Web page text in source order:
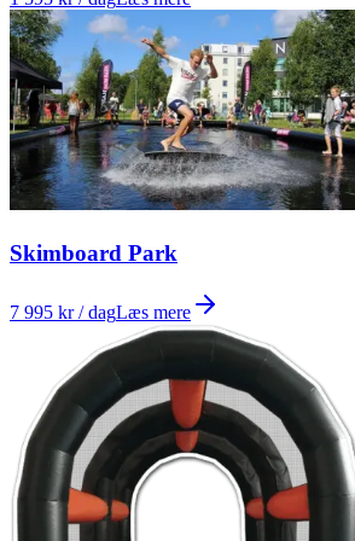
Skimboard Park
7 995 kr / dagLæs mere